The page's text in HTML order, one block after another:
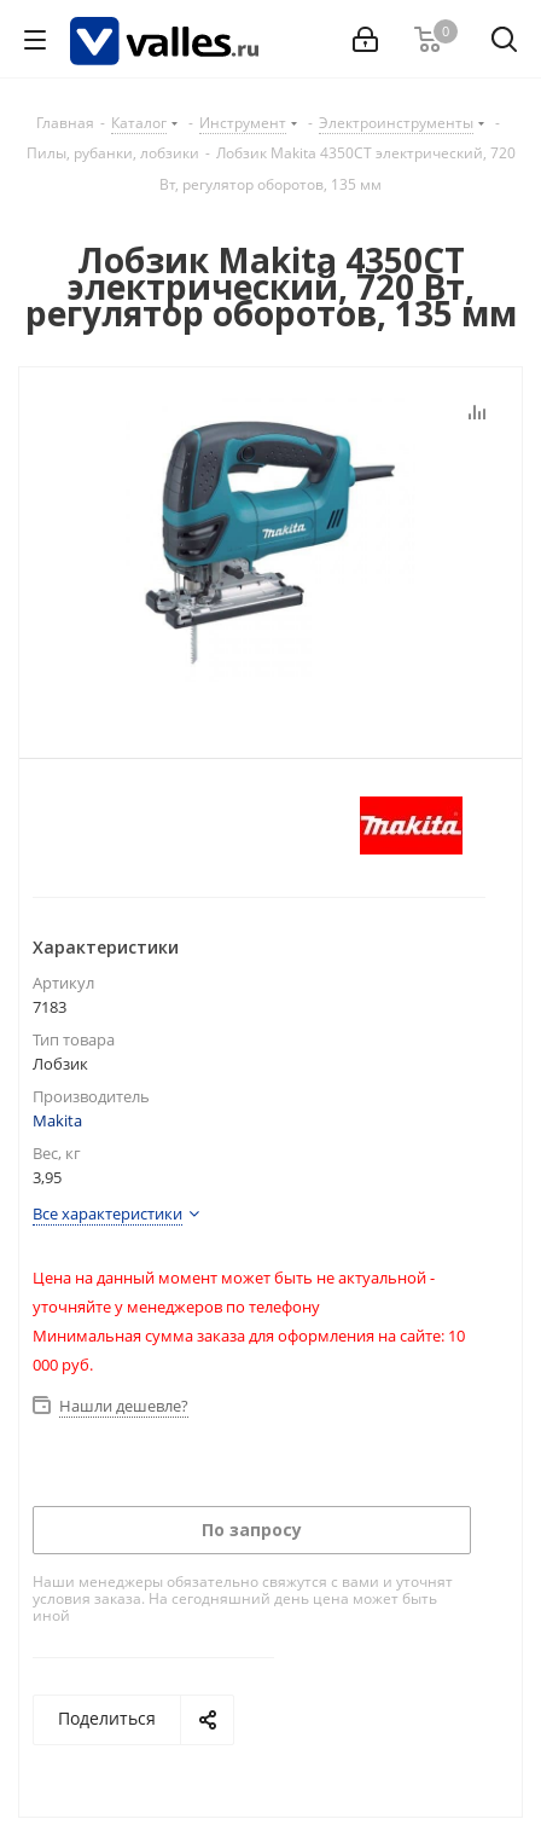
0
Главная - Каталог - Инструмент - Электроинструменты
-
Пилы, рубанки, лобзики - Лобзик Makita 4350CT электрический, 720
Вт, регулятор оборотов, 135 мм
Лобзик Makita 4350CT
электрический, 720 Вт,
регулятор оборотов, 135 мм
Характеристики
Артикул
7183
Тип товара
Лобзик
Производитель
Makita
Вес, кг
3,95
Все характеристики
Цена на данный момент может быть не актуальной -
уточняйте у менеджеров по телефону
Минимальная сумма заказа для оформления на сайте: 10
000 руб.
Нашли дешевле?
По запросу
Наши менеджеры обязательно свяжутся с вами и уточнят
условия заказа. На сегодняшний день цена может быть
иной
Поделиться